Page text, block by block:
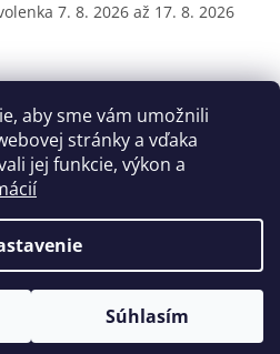
aby sme vám umožnili
stránky a vďaka
jej funkcie, výkon a
Súhlasím
7. 8. 2026 až 17. 8. 2026
Shoptet
. Všetky práva vyhradené.